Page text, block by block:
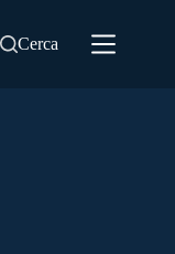
Cerca